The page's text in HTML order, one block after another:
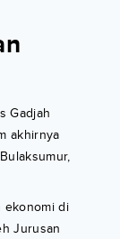
Gadjah
akhirnya
ekonomi di
Jurusan